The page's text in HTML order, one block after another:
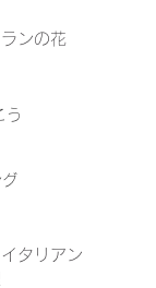
う
ンの花
タリアン